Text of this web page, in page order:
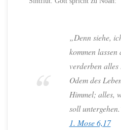
„Denn siehe,
kommen
verderben
Odem des
Himmel; alles,
soll
1. Mose 6,17